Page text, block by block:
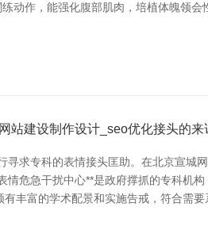
动作，能强化腹部肌肉，培植体魄领
站建设制作设计_seo优化接头的来
寻求专科的表情接头匡助。在北京宣
危急干扰中心**是政府撑抓的专科机
丰富的学术配景和实施告戒，符合需